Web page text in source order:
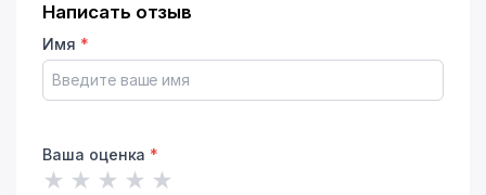
Написать отзыв
Имя *
Ваша оценка *
★ ★ ★ ★ ★